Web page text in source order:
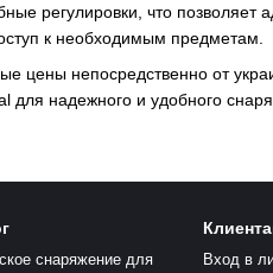
регулировки, что позволяет
к необходимым предметам.
цены непосредственно от
для надежного и удобного
снаряжение для
Вход в